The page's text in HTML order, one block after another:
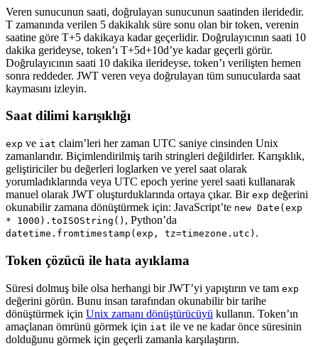
Veren sunucunun saati, doğrulayan sunucunun saatinden ileridedir.
T zamanında verilen 5 dakikalık süre sonu olan bir token, verenin
saatine göre T+5 dakikaya kadar geçerlidir. Doğrulayıcının saati 10
dakika gerideyse, token’ı T+5d+10d’ye kadar geçerli görür.
Doğrulayıcının saati 10 dakika ilerideyse, token’ı verilişten hemen
sonra reddeder. JWT veren veya doğrulayan tüm sunucularda saat
kaymasını izleyin.
Saat dilimi karışıklığı
exp ve iat claim’leri her zaman UTC saniye cinsinden Unix
zamanlarıdır. Biçimlendirilmiş tarih stringleri değildirler. Karışıklık,
geliştiriciler bu değerleri loglarken ve yerel saat olarak
yorumladıklarında veya UTC epoch yerine yerel saati kullanarak
manuel olarak JWT oluşturduklarında ortaya çıkar. Bir exp değerini
okunabilir zamana dönüştürmek için: JavaScript’te new Date(exp
* 1000).toISOString() , Python’da
datetime.fromtimestamp(exp, tz=timezone.utc) .
Token çözücü ile hata ayıklama
Süresi dolmuş bile olsa herhangi bir JWT’yi yapıştırın ve tam exp
değerini görün. Bunu insan tarafından okunabilir bir tarihe
dönüştürmek için Unix zamanı dönüştürücüyü kullanın. Token’ın
amaçlanan ömrünü görmek için iat ile ve ne kadar önce süresinin
dolduğunu görmek için geçerli zamanla karşılaştırın.